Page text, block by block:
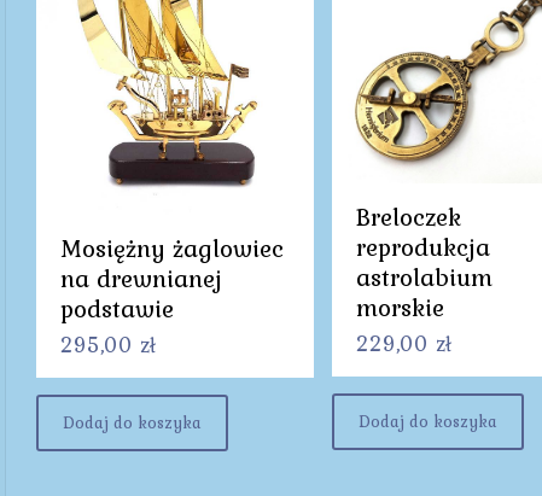
Mosiężny żaglowiec
na drewnianej
podstawie
295,00 zł
Dodaj do koszyka
Breloczek
reprodukcja
astrolabium
morskie
229,00 zł
Dodaj do koszyka